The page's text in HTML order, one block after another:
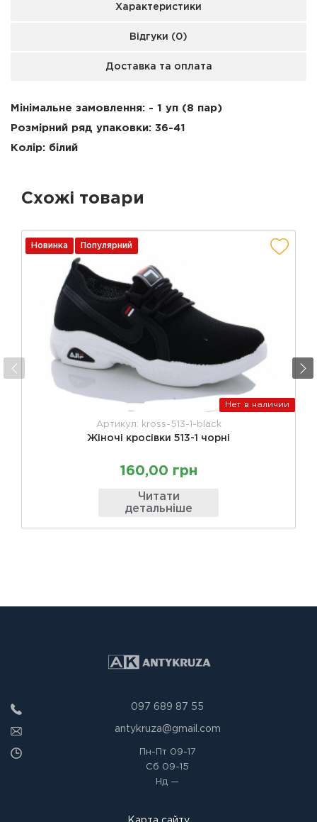
Характеристики
Відгуки (0)
Доставка та оплата
Мінімальне замовлення: - 1 уп (8 пар)
Розмірний ряд упаковки: 36-41
Колір: білий
Схожі товари
Новинка Популярний
Нет в наличии
Артикул: kross-513-1-black
Жіночі кросівки 513-1 чорні
160,00 грн
Читати
детальніше
097 689 87 55
antykruza@gmail.com
Пн-Пт09-17
Сб 09-15
Нд —